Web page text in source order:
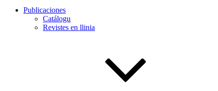
Publicaciones
Catálogu
Revistes en llinia